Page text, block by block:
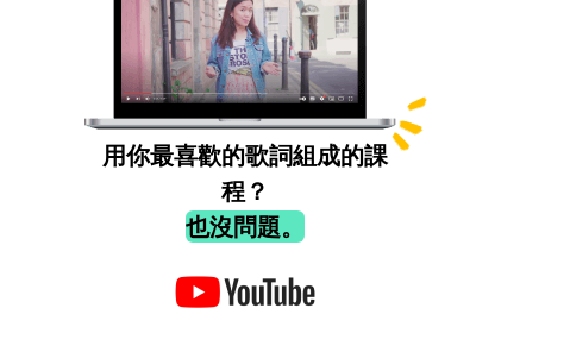
用你最喜歡的歌詞組成的課
程？
也沒問題。